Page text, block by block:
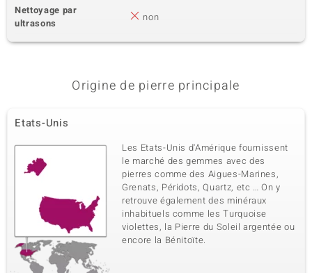
Nettoyage par
ultrasons
non
Origine de pierre principale
Etats-Unis
Les Etats-Unis d'Amérique fournissent
le marché des gemmes avec des
pierres comme des Aigues-Marines,
Grenats, Péridots, Quartz, etc … On y
retrouve également des minéraux
inhabituels comme les Turquoise
violettes, la Pierre du Soleil argentée ou
encore la Bénitoïte.